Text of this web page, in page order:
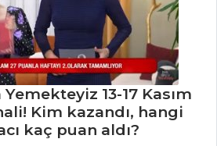
13-17 Kasım
Kim kazandı, hangi
kaç puan aldı?